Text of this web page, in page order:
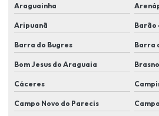
Implementação de sistemas de
Instalação de alarme e cameras
Instalação de alarme residencial
Araguainha
Aripuanã Barão
Barra do Bugres Barra
Bom Jesus do Araguaia
Cáceres
Campo Novo do Parecis